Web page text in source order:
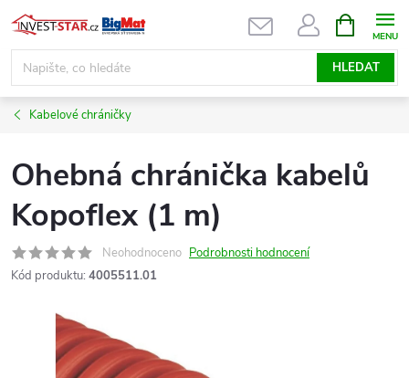
Přejít
na
obsah
HLEDAT
NÁKUPNÍ
KOŠÍK
Kabelové chráničky
Ohebná chránička kabelů
Kopoflex (1 m)
Neohodnoceno Podrobnosti hodnocení
Kód produktu: 4005511.01